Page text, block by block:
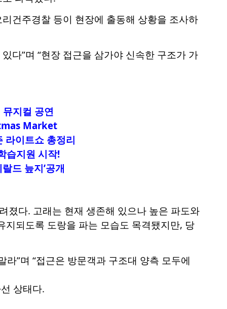
건주경찰 등이 현장에 출동해 상황을 조사하
다”며 “현장 접근을 삼가야 신속한 구조가 가
지컬 공연
Market
라이트쇼 총정리
습지원 시작!
드 늪지’공개
졌다. 고래는 현재 생존해 있으나 높은 파도와
되도록 도랑을 파는 모습도 목격됐지만, 당
”며 “접근은 방문객과 구조대 양측 모두에
상태다.